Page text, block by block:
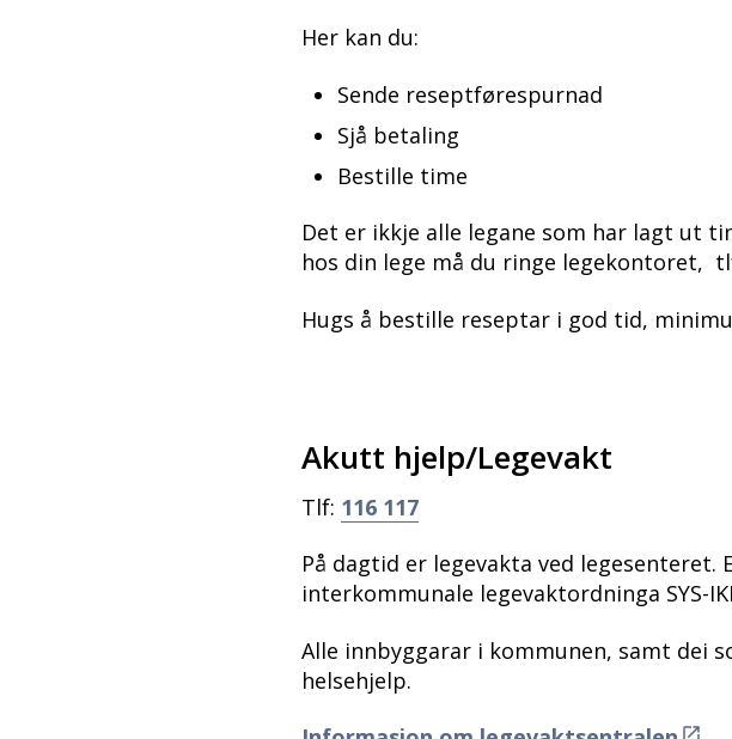
Her kan du:
Sende reseptførespurnad
Sjå betaling
Bestille time
Det er ikkje alle legane som har lagt ut
hos din lege må du ringe legekontoret,
Hugs å bestille reseptar i god tid,
Akutt hjelp/Legevakt
Tlf: 116 117
På dagtid er legevakta ved
interkommunale legevaktordninga SYS-
Alle innbyggarar i kommunen, samt dei
helsehjelp.